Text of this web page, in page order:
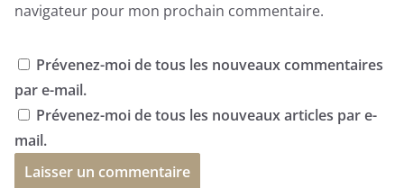
navigateur pour mon prochain commentaire.
Prévenez-moi de tous les nouveaux commentaires
par e-mail.
Prévenez-moi de tous les nouveaux articles par e-
mail.